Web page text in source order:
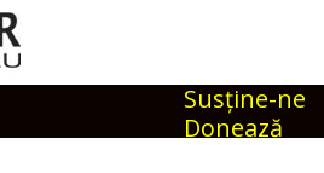
Susţine-ne
Donează